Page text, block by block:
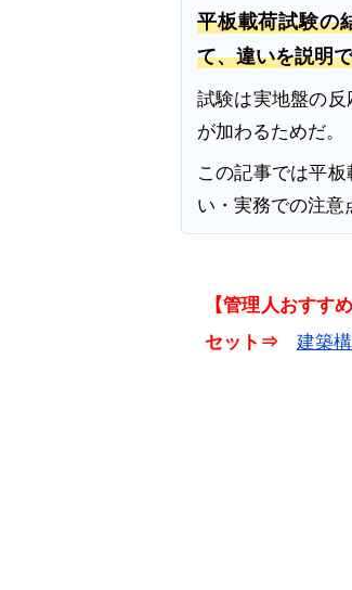
平板載荷試験の
て、違いを説明
試験は実地盤の
が加わるためだ。
この記事では平
い・実務での注意
【管理人おすす
セット⇒ 建築